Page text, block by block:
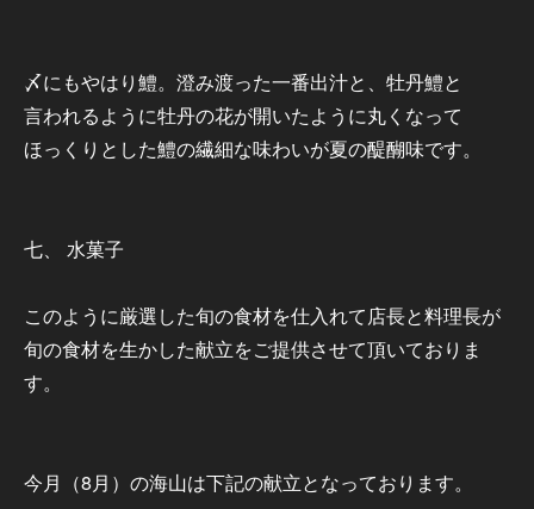
〆にもやはり鱧。澄み渡った一番出汁と、牡丹鱧と
言われるように牡丹の花が開いたように丸くなって
ほっくりとした鱧の繊細な味わいが夏の醍醐味です。
七、 水菓子
このように厳選した旬の食材を仕入れて店長と料理長が
旬の食材を生かした献立をご提供させて頂いておりま
す。
今月（8月）の海山は下記の献立となっております。